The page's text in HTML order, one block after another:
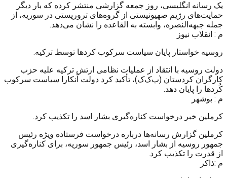
یک رسانه انگلیسی، روز جمعه گزارشی منتشر کرده که بار دیگر
حمایت‌های رژیم صهیونیستی از گروه‌های تروریستی در سوریه، از
جمله جبهه‌النصره، وابسته به القاعده را نشان می‌دهد.
م : انقلاب نیوز
روسیه خواستار پایان سیاست سرکوب کردها توسط ترکیه.
دولت روسیه با انتقاد از عملیات نظامی ارتش ترکیه علیه حزب
کارگران کردستان (پ‌ک‌ک)، تأکید کرد دولت آنکارا سیاست سرکوب
کُردها را پایان دهد.
م : بوشهر
کرملین خبر درخواست کناره‌گیری بشار اسد را تکذیب کرد.
کرملین گزارش‌ رسانه‌ها درباره درخواست فرستاده ویژه رئیس
جمهور روسیه از بشار اسد، رئیس جمهور سوریه، برای کناره‌گیری
از قدرت را تکذیب کرد.
م :ذاکر